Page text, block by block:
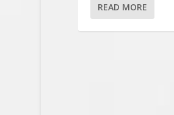
READ MORE